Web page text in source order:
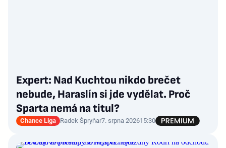
Expert: Nad Kuchtou nikdo brečet
nebude, Haraslín si jde vydělat. Proč
Sparta nemá na titul?
Chance Liga Radek Špryňar7. srpna 202615:30